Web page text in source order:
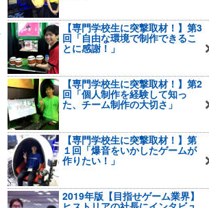
【専門学校生に突撃取材！】第3
回「自由な環境で制作できるこ
とに感謝！」
【専門学校生に突撃取材！】第2
回「個人制作を経験して知っ
た、チーム制作の大切さ」
【専門学校生に突撃取材！】第
１回「爆音をいかしたゲームが
作りたい！」
2019年版【目指せゲーム業界】